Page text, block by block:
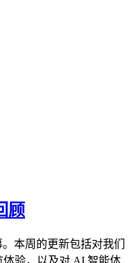
顾
本周的更新包括对我们
验，以及对 AI 智能体